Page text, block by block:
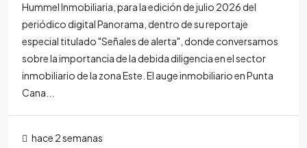
Hummel Inmobiliaria, para la edición de julio 2026 del
periódico digital Panorama, dentro de su reportaje
especial titulado "Señales de alerta", donde conversamos
sobre la importancia de la debida diligencia en el sector
inmobiliario de la zona Este. El auge inmobiliario en Punta
Cana...
hace 2 semanas